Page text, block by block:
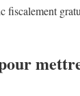
fiscalement